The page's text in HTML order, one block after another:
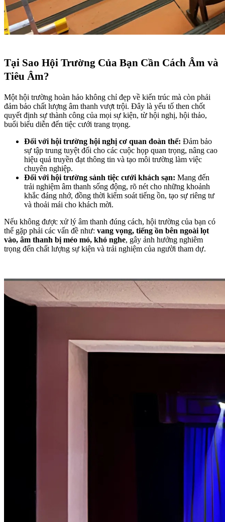
Tại Sao Hội Trường Của Bạn Cần Cách Âm và
Tiêu Âm?
Một hội trường hoàn hảo không chỉ đẹp về kiến trúc mà còn phải
đảm bảo chất lượng âm thanh vượt trội. Đây là yếu tố then chốt
quyết định sự thành công của mọi sự kiện, từ hội nghị, hội thảo,
buổi biểu diễn đến tiệc cưới trang trọng.
Đối với hội trường hội nghị cơ quan đoàn thể: Đảm bảo
sự tập trung tuyệt đối cho các cuộc họp quan trọng, nâng cao
hiệu quả truyền đạt thông tin và tạo môi trường làm việc
chuyên nghiệp.
Đối với hội trường sảnh tiệc cưới khách sạn: Mang đến
trải nghiệm âm thanh sống động, rõ nét cho những khoảnh
khắc đáng nhớ, đồng thời kiểm soát tiếng ồn, tạo sự riêng tư
và thoải mái cho khách mời.
Nếu không được xử lý âm thanh đúng cách, hội trường của bạn có
thể gặp phải các vấn đề như: vang vọng, tiếng ồn bên ngoài lọt
vào, âm thanh bị méo mó, khó nghe, gây ảnh hưởng nghiêm
trọng đến chất lượng sự kiện và trải nghiệm của người tham dự.